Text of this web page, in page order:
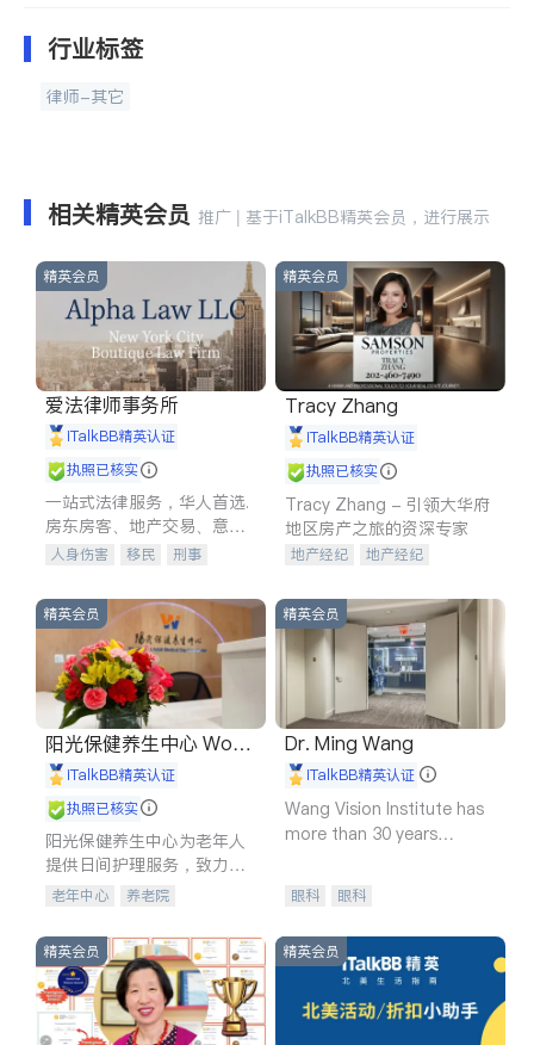
行业标签
律师-其它
相关精英会员 推广 | 基于iTalkBB精英会员，进行展示
精英会员
爱法律师事务所
iTalkBB精英认证
执照已核实
一站式法律服务，华人首选.
房东房客、地产交易、意外
伤害、车祸重伤、商业诉
建筑合同、刑事案件全包办
人身伤害 移民
刑事
信托/遗嘱
商业
商标注册
律师-其它 保释
精英会员
Tracy Zhang
iTalkBB精英认证
执照已核实
Tracy Zhang - 引领大华府
地区房产之旅的资深专家
地产经纪
地产经纪
商铺租售
开发商建商
精英会员
阳光保健养生中心 World
shine
iTalkBB精英认证
执照已核实
阳光保健养生中心为老年人
提供日间护理服务，致力于
通过持续的护理创新来有效
老年中心 养老院
精英会员
Dr. Ming Wang
iTalkBB精英认证
Wang Vision Institute has
more than 30 years
眼科 眼科
精英会员 精英会员